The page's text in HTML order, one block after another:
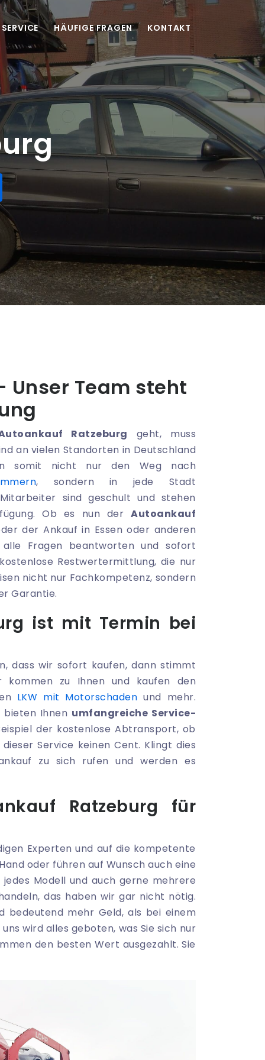
SERVICE HÄUFIGE FRAGEN KONTAKT
Unser Team steht
Ratzeburg geht, muss
an vielen Standorten in Deutschland
somit nicht nur den Weg nach
, sondern in jede Stadt
sind geschult und stehen
Ob es nun der Autoankauf
der Ankauf in Essen oder anderen
Fragen beantworten und sofort
Restwertermittlung, die nur
nicht nur Fachkompetenz, sondern
Garantie.
ist mit Termin bei
dass wir sofort kaufen, dann stimmt
kommen zu Ihnen und kaufen den
LKW mit Motorschaden und mehr.
bieten Ihnen umfangreiche Service-
der kostenlose Abtransport, ob
Service keinen Cent. Klingt dies
zu sich rufen und werden es
Ratzeburg für
Experten und auf die kompetente
oder führen auf Wunsch auch eine
Modell und auch gerne mehrere
das haben wir gar nicht nötig.
bedeutend mehr Geld, als bei einem
wird alles geboten, was Sie sich nur
den besten Wert ausgezahlt. Sie